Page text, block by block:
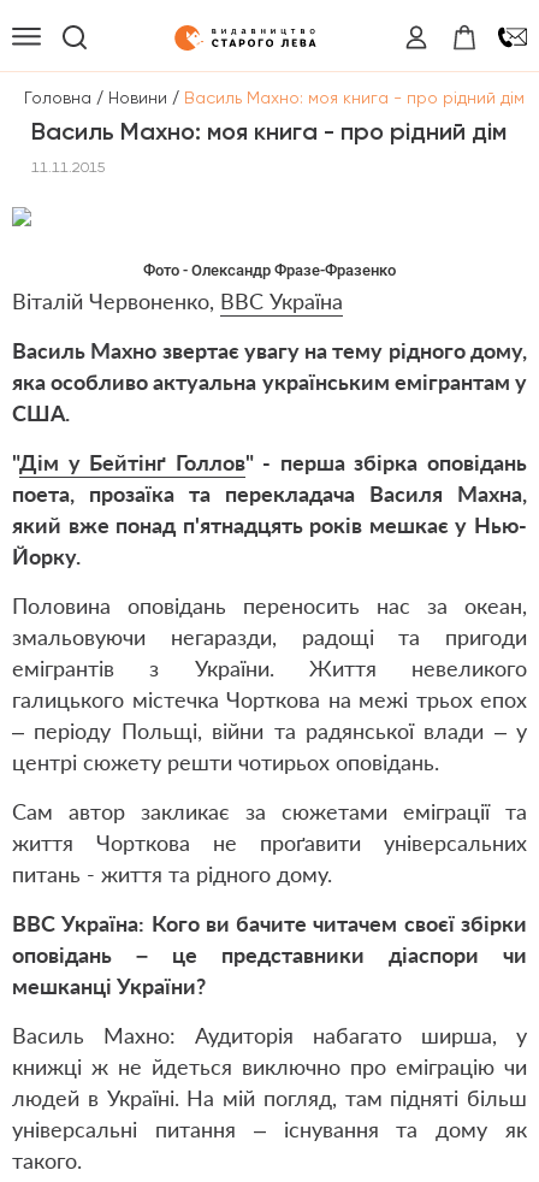
Головна / Новини / Василь Махно: моя книга - про рідний дім
Василь Махно: моя книга - про рідний дім
11.11.2015
Фото - Олександр Фразе-Фразенко
Віталій Червоненко, ВВС Україна
Василь Махно звертає увагу на тему рідного дому,
яка особливо актуальна українським емігрантам у
США.
"Дім у Бейтінґ Голлов" - перша збірка оповідань
поета, прозаїка та перекладача Василя Махна,
який вже понад п'ятнадцять років мешкає у Нью-
Йорку.
Половина оповідань переносить нас за океан,
змальовуючи негаразди, радощі та пригоди
емігрантів з України. Життя невеликого
галицького містечка Чорткова на межі трьох епох
– періоду Польщі, війни та радянської влади – у
центрі сюжету решти чотирьох оповідань.
Сам автор закликає за сюжетами еміграції та
життя Чорткова не проґавити універсальних
питань - життя та рідного дому.
ВВС Україна: Кого ви бачите читачем своєї збірки
оповідань – це представники діаспори чи
мешканці України?
Василь Махно: Аудиторія набагато ширша, у
книжці ж не йдеться виключно про еміграцію чи
людей в Україні. На мій погляд, там підняті більш
універсальні питання – існування та дому як
такого.